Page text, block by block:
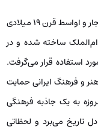
باغ نارنجستان قوام با تاریخچه‌ای جذاب به دوره قاجار و اواسط قرن ۱۹ میلادی
ساخته شده و در
استفاده قرار می‌گرفت.
و فرهنگ ایرانی حمایت
به یک جاذبه فرهنگی
تاریخ می‌برد و لحظاتی